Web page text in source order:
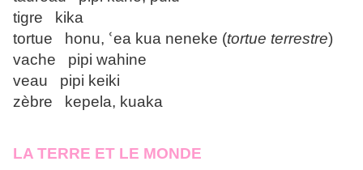
tigre kika
tortue honu, ՙea kua neneke (tortue terrestre)
vache pipi wahine
veau pipi keiki
zèbre kepela, kuaka
LA TERRE ET LE MONDE